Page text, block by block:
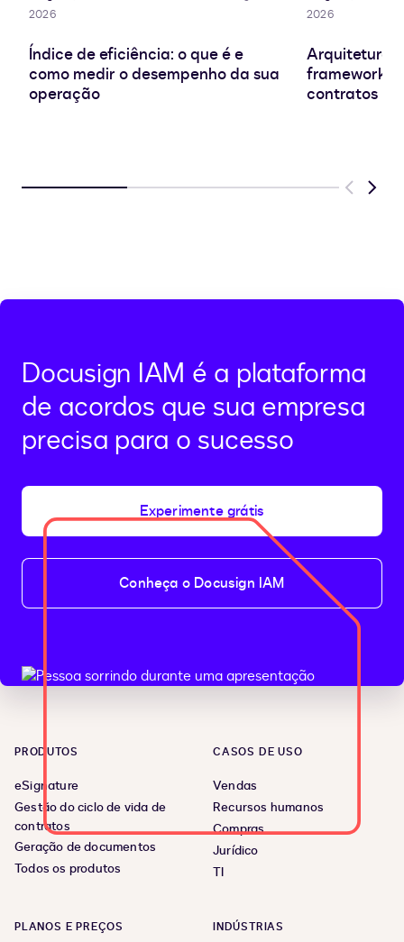
2026
Índice de eficiência: o que é e
como medir o desempenho da sua
operação
2026
Arquitetura
frameworks
contratos
Previous
Next
Docusign IAM é a plataforma
de acordos que sua empresa
precisa para o sucesso
Experimente grátis
Conheça o Docusign IAM
PRODUTOS
eSignature
Gestão do ciclo de vida de
contratos
Geração de documentos
Todos os produtos
CASOS DE USO
Vendas
Recursos humanos
Compras
Jurídico
TI
PLANOS E PREÇOS INDÚSTRIAS